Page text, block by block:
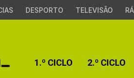
DESPORTO TELEVISÃO
1.º CICLO 2.º CICLO